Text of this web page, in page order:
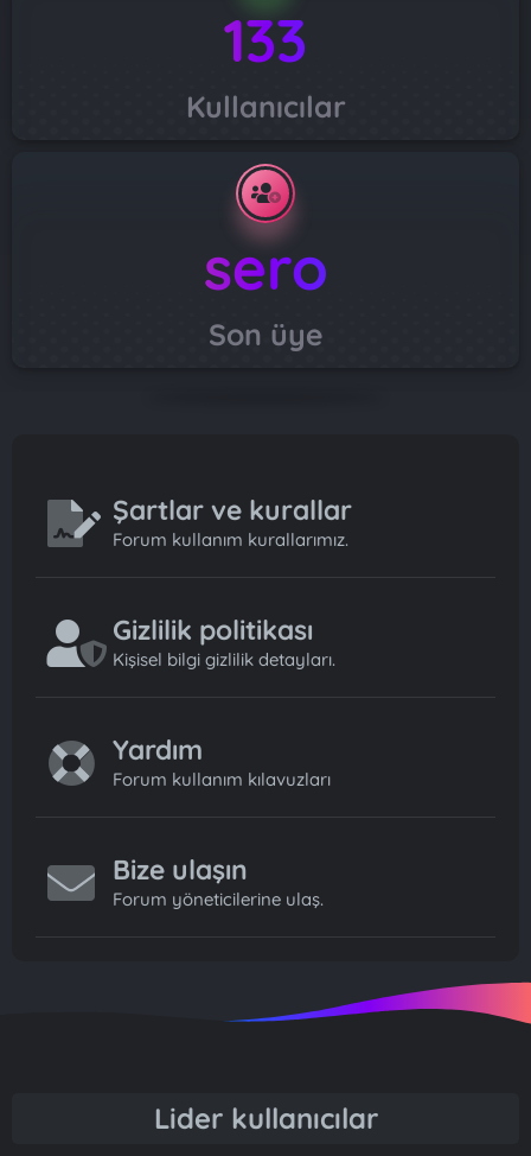
133
Kullanıcılar
sero
Son üye
Şartlar ve kurallar
Forum kullanım kurallarımız.
Gizlilik politikası
Kişisel bilgi gizlilik detayları.
Yardım
Forum kullanım kılavuzları
Bize ulaşın
Forum yöneticilerine ulaş.
Lider kullanıcılar